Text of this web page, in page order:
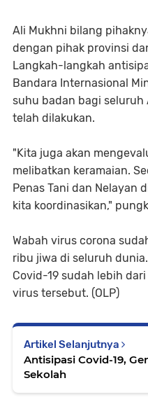
Ali Mukhni bilang
dengan pihak provinsi
Langkah-langkah
Bandara Internasional
suhu badan bagi seluruh
telah dilakukan.
"Kita juga akan
melibatkan keramaian.
Penas Tani dan Nelayan
kita koordinasikan,"
Wabah virus corona
ribu jiwa di seluruh
Covid-19 sudah lebih
virus tersebut. (OLP)
Artikel Selanjutnya
Antisipasi Covid-19,
Sekolah